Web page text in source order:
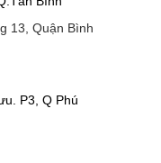
13, Quận Bình
P3, Q Phú